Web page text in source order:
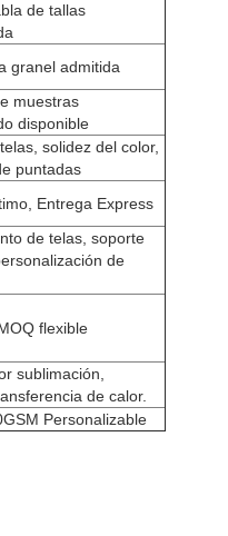
de tallas
granel admitida
muestras
disponible
solidez del color,
puntadas
Entrega Express
de telas, soporte
de
flexible
sublimación,
de calor.
Personalizable